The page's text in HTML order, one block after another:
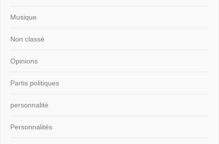
Musique
Non classé
Opinions
Partis politiques
personnalité
Personnalités